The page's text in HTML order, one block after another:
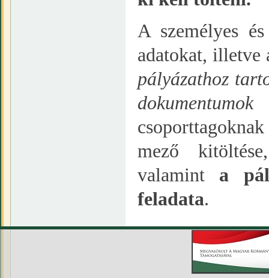
A személyes
adatokat, illetve
pályázathoz
mező
valamint a
feladata.